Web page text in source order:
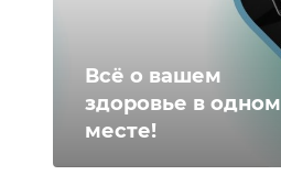
Всё о вашем
здоровье в одном
месте!